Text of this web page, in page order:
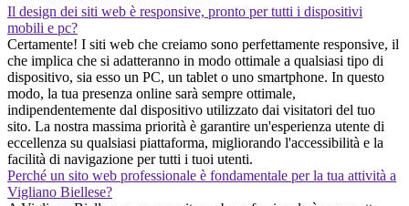
Il design dei siti web è responsive, pronto per tutti i dispositivi
mobili e pc?
Certamente! I siti web che creiamo sono perfettamente responsive, il
che implica che si adatteranno in modo ottimale a qualsiasi tipo di
dispositivo, sia esso un PC, un tablet o uno smartphone. In questo
modo, la tua presenza online sarà sempre ottimale,
indipendentemente dal dispositivo utilizzato dai visitatori del tuo
sito. La nostra massima priorità è garantire un'esperienza utente di
eccellenza su qualsiasi piattaforma, migliorando l'accessibilità e la
facilità di navigazione per tutti i tuoi utenti.
Perché un sito web professionale è fondamentale per la tua attività a
Vigliano Biellese?